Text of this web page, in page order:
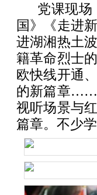
党课现场
国》《走进
进湖湘热土
籍革命烈士
欧快线开通
的新篇章……
视听场景与
篇章。不少